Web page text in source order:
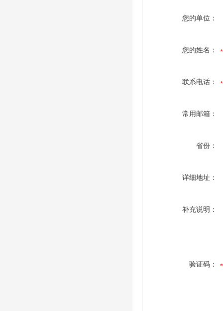
您的单位：
您的姓名：
联系电话：
常用邮箱：
省份：
详细地址：
补充说明：
验证码：